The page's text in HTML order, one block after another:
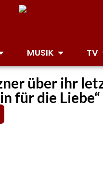
MUSIK TV
über ihr
für die Liebe“